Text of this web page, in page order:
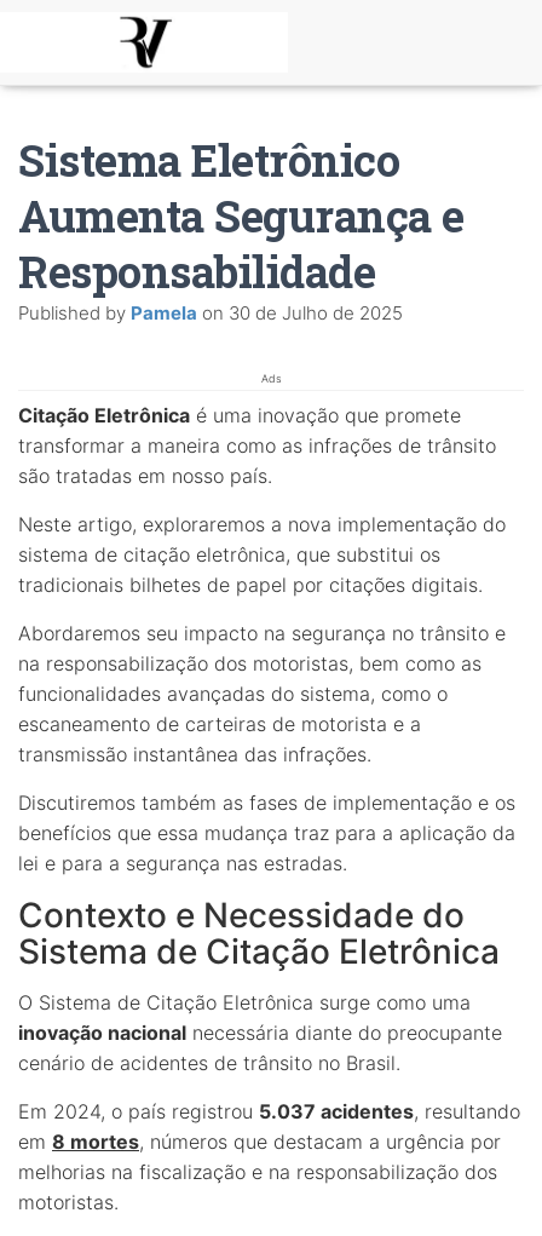
Sistema Eletrônico
Aumenta Segurança e
Responsabilidade
Published by Pamela on 30 de Julho de 2025
Ads
Citação Eletrônica é uma inovação que promete
transformar a maneira como as infrações de trânsito
são tratadas em nosso país.
Neste artigo, exploraremos a nova implementação do
sistema de citação eletrônica, que substitui os
tradicionais bilhetes de papel por citações digitais.
Abordaremos seu impacto na segurança no trânsito e
na responsabilização dos motoristas, bem como as
funcionalidades avançadas do sistema, como o
escaneamento de carteiras de motorista e a
transmissão instantânea das infrações.
Discutiremos também as fases de implementação e os
benefícios que essa mudança traz para a aplicação da
lei e para a segurança nas estradas.
Contexto e Necessidade do
Sistema de Citação Eletrônica
O Sistema de Citação Eletrônica surge como uma
inovação nacional necessária diante do preocupante
cenário de acidentes de trânsito no Brasil.
Em 2024, o país registrou 5.037 acidentes, resultando
em 8 mortes, números que destacam a urgência por
melhorias na fiscalização e na responsabilização dos
motoristas.